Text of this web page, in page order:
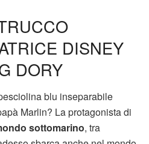
DISNEY
DORY
blu inseparabile
Marlin? La protagonista di
sottomarino, tra